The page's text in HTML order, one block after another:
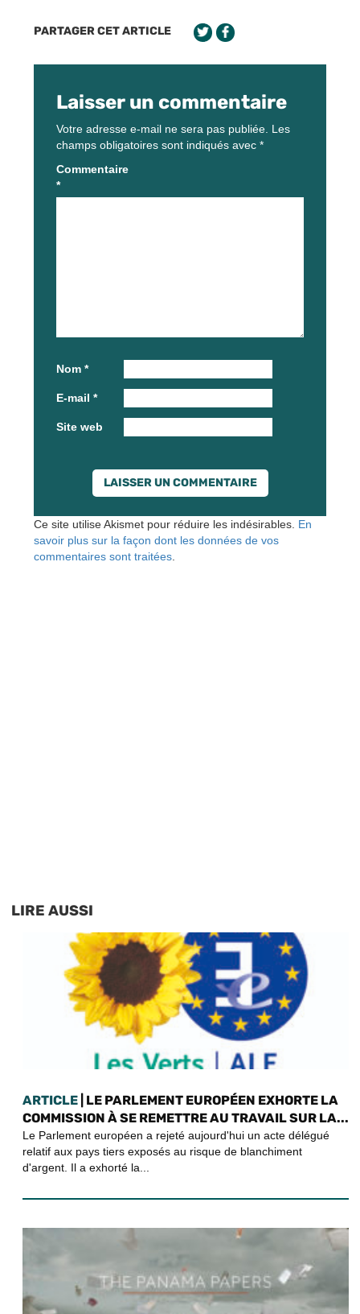
PARTAGER CET ARTICLE
Laisser un commentaire
Votre adresse e-mail ne sera pas publiée. Les
champs obligatoires sont indiqués avec *
Commentaire
*
Nom *
E-mail *
Site web
Ce site utilise Akismet pour réduire les indésirables. En
savoir plus sur la façon dont les données de vos
commentaires sont traitées
LIRE AUSSI
ARTICLE | LE PARLEMENT EUROPÉEN EXHORTE LA
COMMISSION À SE REMETTRE AU TRAVAIL SUR LA...
Le Parlement européen a rejeté aujourd'hui un acte délégué
relatif aux pays tiers exposés au risque de blanchiment
d'argent. Il a exhorté la...